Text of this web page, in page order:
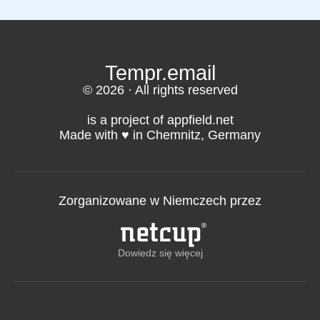
pocztowej.
wiadomość pochodzi z Tempr.email.
Tempr.email
© 2026 · All rights reserved
is a project of appfield.net
Made with ♥️ in Chemnitz, Germany
Zorganizowane w Niemczech przez
Dowiedz się więcej